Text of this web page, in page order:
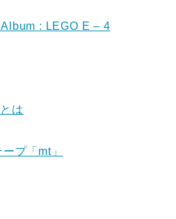
: LEGO E – 4
は
プ「mt」